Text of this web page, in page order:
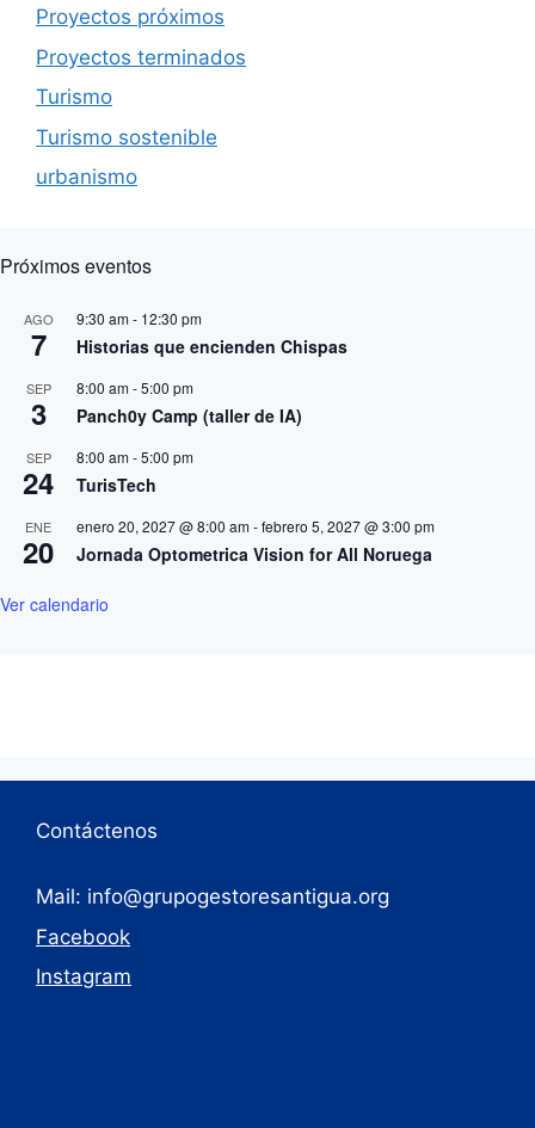
Proyectos próximos
Proyectos terminados
Turismo
Turismo sostenible
urbanismo
Próximos eventos
AGO
7
9:30 am- 12:30 pm
Historias que encienden Chispas
SEP
3
8:00 am-5:00 pm
Panch0y Camp (taller de IA)
SEP
24
8:00 am-5:00 pm
TurisTech
ENE
20
enero 20, 2027 @ 8:00 am-febrero 5, 2027 @ 3:00 pm
Jornada Optometrica Vision for All Noruega
Ver calendario
Contáctenos
Mail: info@grupogestoresantigua.org
Facebook
Instagram